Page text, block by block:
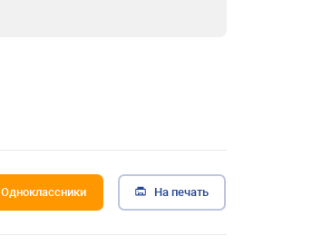
Одноклассники На печать